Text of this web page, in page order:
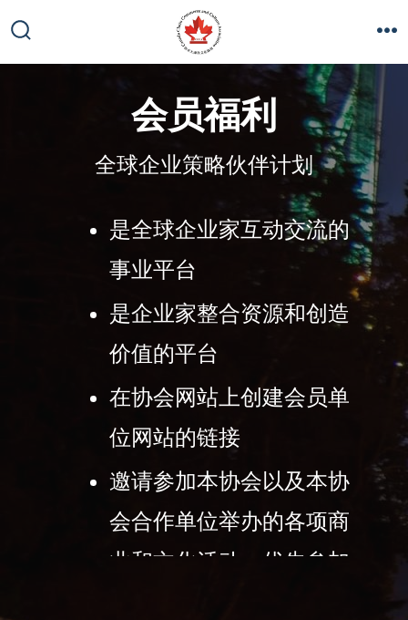
会员福利
全球企业策略伙伴计划
是全球企业家互动交流的
事业平台
是企业家整合资源和创造
价值的平台
在协会网站上创建会员单
位网站的链接
邀请参加本协会以及本协
会合作单位举办的各项商
业和文化活动，优先参加